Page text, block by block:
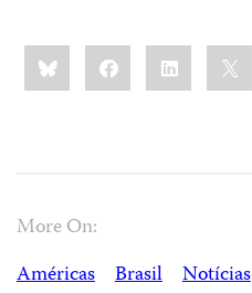
Share
this:BlueskyFacebookLinkedIn
More On:
Américas
Brasil
Notícias